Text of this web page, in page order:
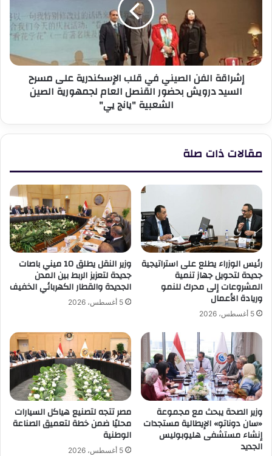
رمضان
الإسكندرية
على
مسرح
السيد
درويش
بحضور
الشعبية
إشراقة الفن الصيني في قلب الإسكندرية على مسرح
السيد درويش بحضور القنصل العام لجمهورية الصين
الشعبية "يانج يي"
مقالات ذات صلة
رئيس الوزراء يطلع على استراتيجية
جديدة لتحويل جهاز تنمية
المشروعات إلى محرك للنمو
وريادة الأعمال
5 أغسطس، 2026
وزير النقل يطلق 10 ميني باصات
جديدة لتعزيز الربط بين المدن
الجديدة والقطار الكهربائي الخفيف
5 أغسطس، 2026
وزير الصحة يبحث مع مجموعة
«سان دوناتو» الإيطالية مستجدات
إنشاء مستشفى هليوبوليس
الجديد
مصر تتجه لتصنيع هياكل السيارات
محليًا ضمن خطة لتعميق الصناعة
الوطنية
5 أغسطس، 2026